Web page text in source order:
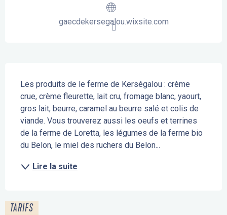
gaecdekersegalou.wixsite.com
Les produits de le ferme de Kerségalou : crème
crue, crème fleurette, lait cru, fromage blanc, yaourt,
gros lait, beurre, caramel au beurre salé et colis de
viande. Vous trouverez aussi les oeufs et terrines
de la ferme de Loretta, les légumes de la ferme bio
du Belon, le miel des ruchers du Belon...
Lire la suite
TARIFS